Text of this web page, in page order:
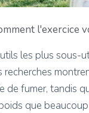
l'exercice
les plus
de fumer, tandis
que